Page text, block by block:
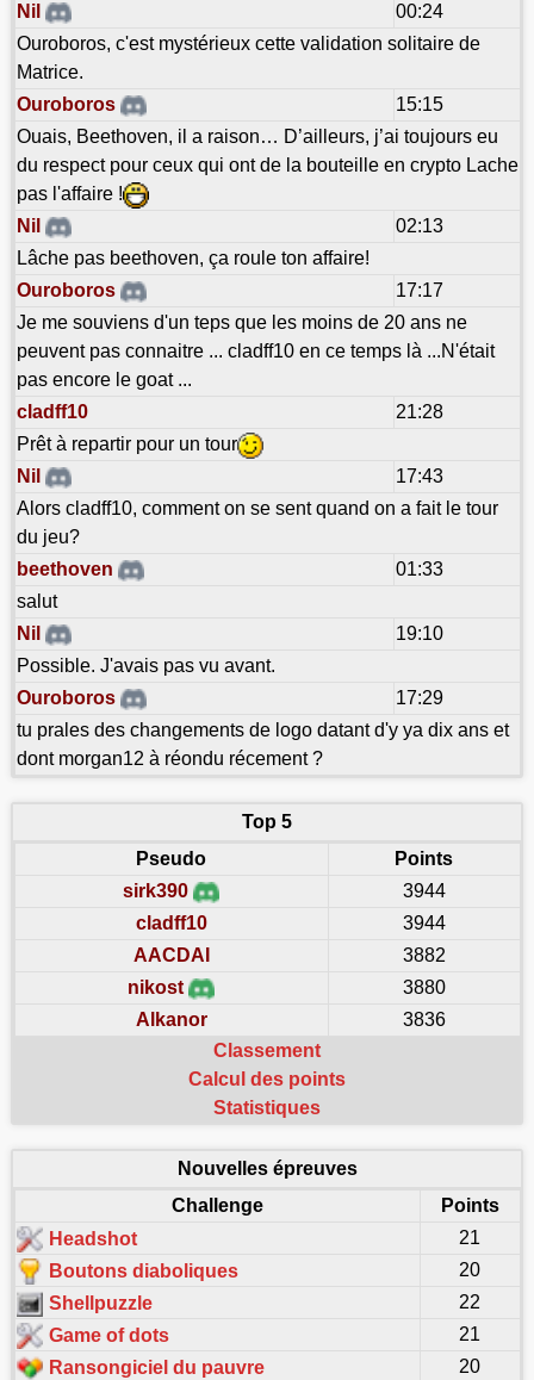
Nil
00:24
Ouroboros, c'est mystérieux cette validation solitaire de
Matrice.
Ouroboros
15:15
Ouais, Beethoven, il a raison… D’ailleurs, j’ai toujours eu
du respect pour ceux qui ont de la bouteille en crypto Lache
pas l'affaire !
Nil
02:13
Lâche pas beethoven, ça roule ton affaire!
Ouroboros
17:17
Je me souviens d'un teps que les moins de 20 ans ne
peuvent pas connaitre ... cladff10 en ce temps là ...N'était
pas encore le goat ...
cladff10
21:28
Prêt à repartir pour un tour
Nil
17:43
Alors cladff10, comment on se sent quand on a fait le tour
du jeu?
beethoven
01:33
salut
Nil
19:10
Possible. J'avais pas vu avant.
Ouroboros
17:29
tu prales des changements de logo datant d'y ya dix ans et
dont morgan12 à réondu récement ?
Top 5
Pseudo
Points
sirk390
3944
cladff10
3944
AACDAI
3882
nikost
3880
Alkanor
3836
Classement
Calcul des points
Statistiques
Nouvelles épreuves
Challenge
Points
Headshot
21
Boutons diaboliques
20
Shellpuzzle
22
Game of dots
21
Ransongiciel du pauvre
20